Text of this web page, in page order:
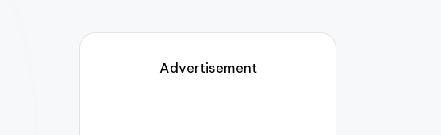
Advertisement